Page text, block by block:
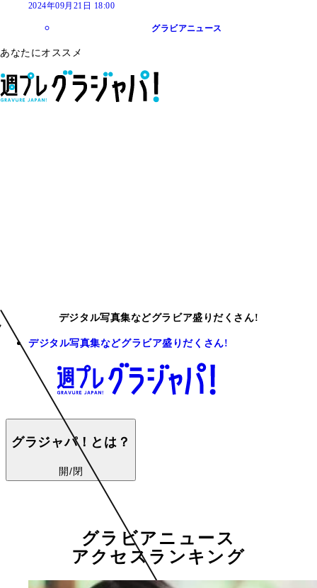
2024年09月21日 18:00
グラビアニュース
あなたにオススメ
デジタル写真集などグラビア盛りだくさん!
デジタル写真集などグラビア盛りだくさん!
グラジャパ！とは？
開/閉
グラビアニュース
アクセスランキング